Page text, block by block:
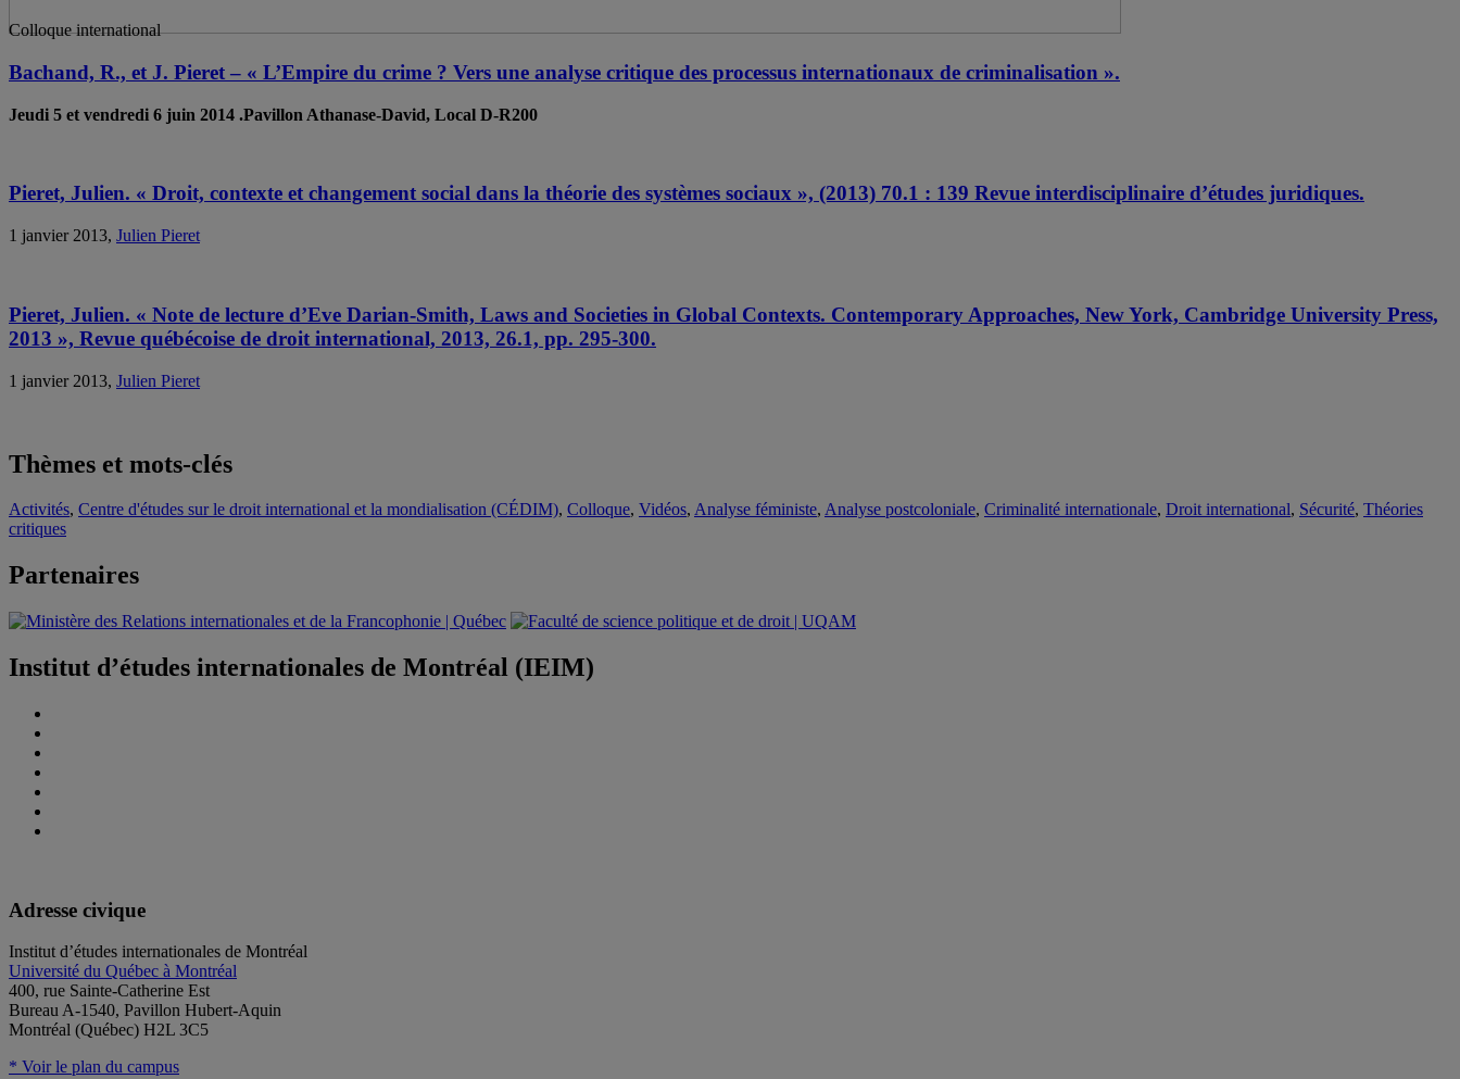
Colloque international
Bachand, R., et J. Pieret – « L’Empire du crime ? Vers une analyse critique des processus internationaux de criminalisation ».
Jeudi 5 et vendredi 6 juin 2014 .Pavillon Athanase-David, Local D-R200
Pieret, Julien. « Droit, contexte et changement social dans la théorie des systèmes sociaux », (2013) 70.1 : 139 Revue interdisciplinaire d’études juridiques.
1 janvier 2013, Julien Pieret
Pieret, Julien. « Note de lecture d’Eve Darian-Smith, Laws and Societies in Global Contexts. Contemporary Approaches, New York, Cambridge University Press,
2013 », Revue québécoise de droit international, 2013, 26.1, pp. 295-300.
1 janvier 2013, Julien Pieret
Thèmes et mots-clés
Activités, Centre d'études sur le droit international et la mondialisation (CÉDIM), Colloque, Vidéos, Analyse féministe, Analyse postcoloniale, Criminalité internationale, Droit international, Sécurité, Théories
critiques
Partenaires
Institut d’études internationales de Montréal (IEIM)
Adresse civique
Institut d’études internationales de Montréal
Université du Québec à Montréal
400, rue Sainte-Catherine Est
Bureau A-1540, Pavillon Hubert-Aquin
Montréal (Québec) H2L 3C5
* Voir le plan du campus